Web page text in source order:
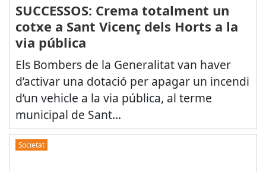
SUCCESSOS: Crema totalment un
cotxe a Sant Vicenç dels Horts a la
via pública
Els Bombers de la Generalitat van haver
d’activar una dotació per apagar un incendi
d’un vehicle a la via pública, al terme
municipal de Sant...
Societat